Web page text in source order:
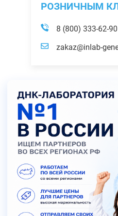
РОЗНИЧНЫМ
8 (800) 333-62-90
zakaz@inlab-